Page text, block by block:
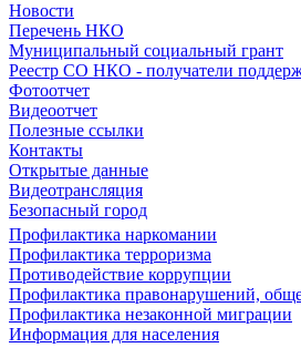
Новости
Перечень НКО
Муниципальный социальный грант
Реестр СО НКО - получатели
Фотоотчет
Видеоотчет
Полезные ссылки
Контакты
Открытые данные
Видеотрансляция
Безопасный город
Профилактика наркомании
Профилактика терроризма
Противодействие коррупции
Профилактика правонарушений,
Профилактика незаконной миграции
Информация для населения